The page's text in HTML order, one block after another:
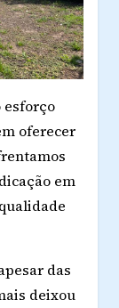
esforço
oferecer
em
das
deixou